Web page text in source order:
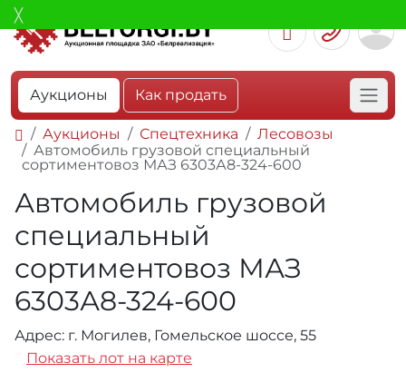
Аукционы Как продать
Аукционы Спецтехника
Лесовозы
Автомобиль грузовой специальный
сортиментовоз МАЗ 6303А8-324-600
Автомобиль грузовой
специальный
сортиментовоз МАЗ
6303А8-324-600
Адрес: г. Могилев, Гомельское шоссе, 55
Показать лот на карте